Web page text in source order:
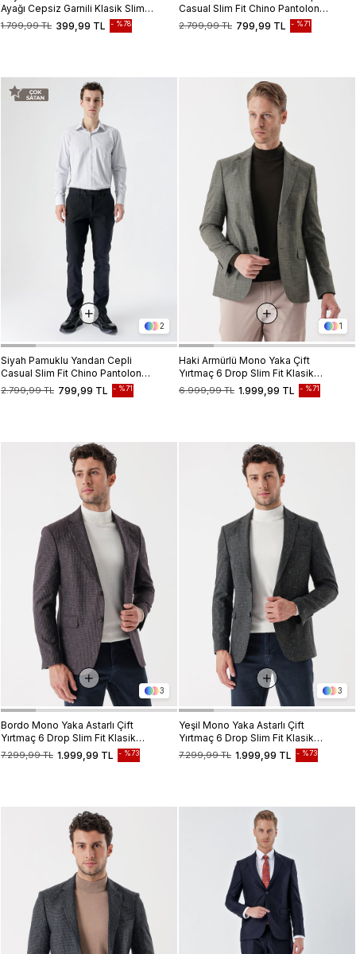
Ayağı Cepsiz Garnili Klasik Slim
Fit Dar Kesim Gömlek
1004230228
399,99 TL
1.799,99 TL %78
Casual Slim Fit Chino Pantolon
1003235117
799,99 TL
2.799,99 TL %71
2
Siyah Pamuklu Yandan Cepli
Casual Slim Fit Chino Pantolon
1003235117
799,99 TL
2.799,99 TL %71
1
Haki Armürlü Mono Yaka Çift
Yırtmaç 6 Drop Slim Fit Klasik
Ceket 10022351331.999,99 TL
6.999,99 TL %71
3
Bordo Mono Yaka Astarlı Çift
Yırtmaç 6 Drop Slim Fit Klasik
Ceket 1002235132
1.999,99 TL
7.299,99 TL %73
3
Yeşil Mono Yaka Astarlı Çift
Yırtmaç 6 Drop Slim Fit Klasik
Ceket 1002235132
1.999,99 TL
7.299,99 TL %73